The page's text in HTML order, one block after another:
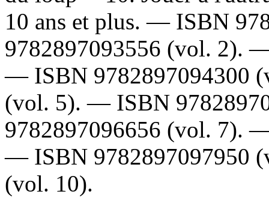
10 ans et plus. — ISBN
9782897093556 (vol. 2).
— ISBN 9782897094300
(vol. 5). — ISBN
9782897096656 (vol. 7).
— ISBN 9782897097950
(vol. 10).